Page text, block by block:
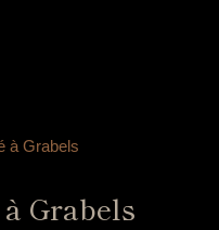
à Grabels
Grabels